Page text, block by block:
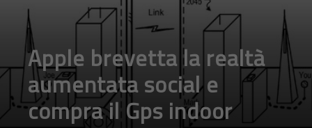
Apple brevetta la realtà
aumentata social e
compra il Gps indoor